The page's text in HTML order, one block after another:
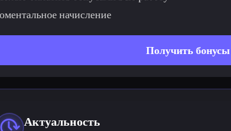
начисление
Получить бонусы
Актуальность